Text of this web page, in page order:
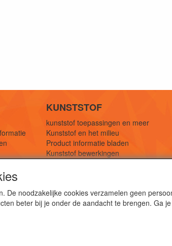
KUNSTSTOF
kunststof toepassingen en meer
Kunststof en het milieu
Product informatie bladen
Kunststof bewerkingen
platen, folies, buizen en staf materiaal.
noodzakelijke cookies verzamelen geen
beter bij je onder de aandacht te brengen. Ga